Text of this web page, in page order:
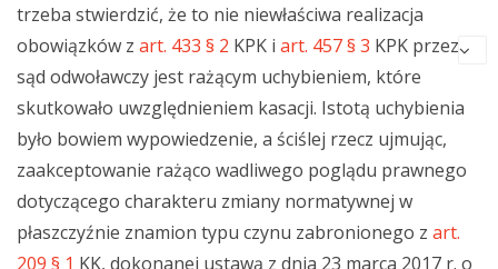
trzeba stwierdzić, że to nie niewłaściwa realizacja
obowiązków z art. 433 § 2 KPK i art. 457 § 3 KPK przez
sąd odwoławczy jest rażącym uchybieniem, które
skutkowało uwzględnieniem kasacji. Istotą uchybienia
było bowiem wypowiedzenie, a ściślej rzecz ujmując,
zaakceptowanie rażąco wadliwego poglądu prawnego
dotyczącego charakteru zmiany normatywnej w
płaszczyźnie znamion typu czynu zabronionego z art.
209 § 1 KK, dokonanej ustawą z dnia 23 marca 2017 r. o